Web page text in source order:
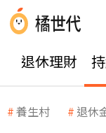
退休理財
養生村 退休